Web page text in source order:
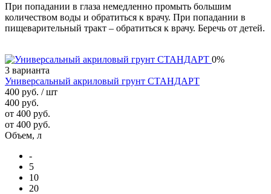
При попадании в глаза немедленно промыть большим
количеством воды и обратиться к врачу. При попадании в
пищеварительный тракт – обратиться к врачу. Беречь от детей.
0%
3 варианта
Универсальный акриловый грунт СТАНДАРТ
400 руб. / шт
400 руб.
от 400 руб.
от 400 руб.
Объем, л
-
5
10
20